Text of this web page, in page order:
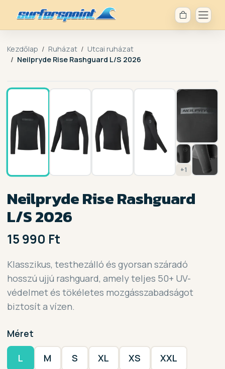
Kezdőlap Ruházat
Utcai ruházat
Neilpryde Rise Rashguard L/S 2026
+1
Neilpryde Rise Rashguard
L/S 2026
15 990 Ft
Klasszikus, testhezálló és gyorsan száradó
hosszú ujjú rashguard, amely teljes 50+ UV-
védelmet és tökéletes mozgásszabadságot
biztosít a vízen.
Méret
L M S XL XS XXL